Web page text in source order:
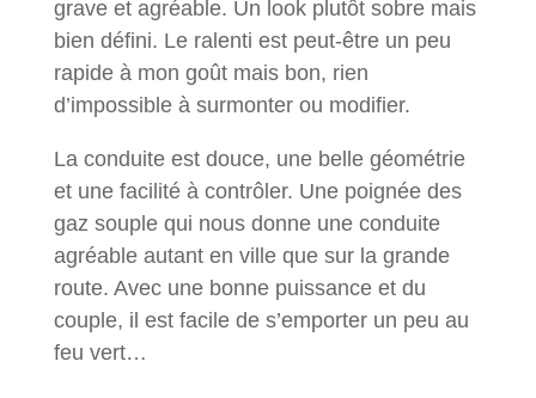
grave et agréable. Un look plutôt sobre mais
bien défini. Le ralenti est peut-être un peu
rapide à mon goût mais bon, rien
d’impossible à surmonter ou modifier.
La conduite est douce, une belle géométrie
et une facilité à contrôler. Une poignée des
gaz souple qui nous donne une conduite
agréable autant en ville que sur la grande
route. Avec une bonne puissance et du
couple, il est facile de s’emporter un peu au
feu vert…